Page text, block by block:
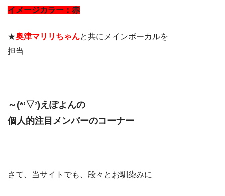
イメージカラー：赤
★奥津マリリちゃんと共にメインボーカルを
担当
～(*’▽’)えぽよんの
個人的注目メンバーのコーナー
さて、当サイトでも、段々とお馴染みに